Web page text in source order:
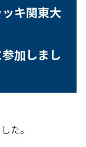
キ関東大
加しまし
た。